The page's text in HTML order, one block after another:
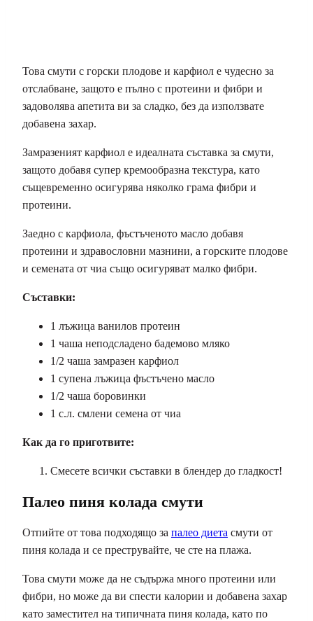
Това смути с горски плодове и карфиол е чудесно за
отслабване, защото е пълно с протеини и фибри и
задоволява апетита ви за сладко, без да използвате
добавена захар.
Замразеният карфиол е идеалната съставка за смути,
защото добавя супер кремообразна текстура, като
същевременно осигурява няколко грама фибри и
протеини.
Заедно с карфиола, фъстъченото масло добавя
протеини и здравословни мазнини, а горските плодове
и семената от чиа също осигуряват малко фибри.
Съставки:
1 лъжица ванилов протеин
1 чаша неподсладено бадемово мляко
1/2 чаша замразен карфиол
1 супена лъжица фъстъчено масло
1/2 чаша боровинки
1 с.л. смлени семена от чиа
Как да го приготвите:
Смесете всички съставки в блендер до гладкост!
Палео пиня колада смути
Отпийте от това подходящо за палео диета смути от
пиня колада и се преструвайте, че сте на плажа.
Това смути може да не съдържа много протеини или
фибри, но може да ви спести калории и добавена захар
като заместител на типичната пиня колада, като по